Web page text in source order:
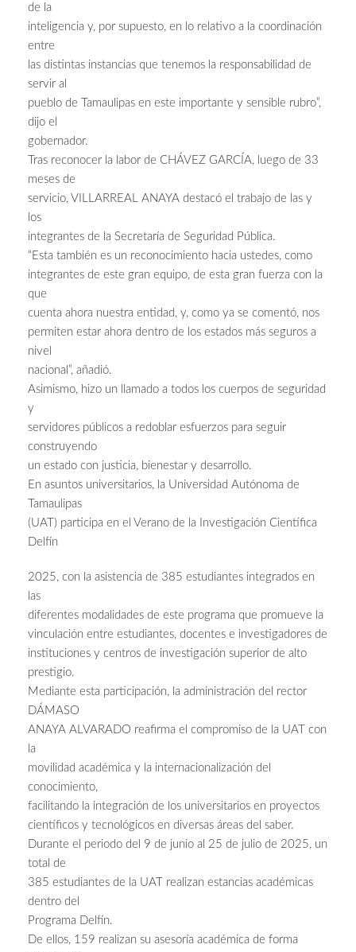
de la
inteligencia y, por supuesto, en lo relativo a la coordinación
entre
las distintas instancias que tenemos la responsabilidad de
servir al
pueblo de Tamaulipas en este importante y sensible rubro”,
dijo el
gobernador.
Tras reconocer la labor de CHÁVEZ GARCÍA, luego de 33
meses de
servicio, VILLARREAL ANAYA destacó el trabajo de las y
los
integrantes de la Secretaría de Seguridad Pública.
“Esta también es un reconocimiento hacia ustedes, como
integrantes de este gran equipo, de esta gran fuerza con la
que
cuenta ahora nuestra entidad, y, como ya se comentó, nos
permiten estar ahora dentro de los estados más seguros a
nivel
nacional”, añadió.
Asimismo, hizo un llamado a todos los cuerpos de seguridad
y
servidores públicos a redoblar esfuerzos para seguir
construyendo
un estado con justicia, bienestar y desarrollo.
En asuntos universitarios, la Universidad Autónoma de
Tamaulipas
(UAT) participa en el Verano de la Investigación Científica
Delfín
2025, con la asistencia de 385 estudiantes integrados en
las
diferentes modalidades de este programa que promueve la
vinculación entre estudiantes, docentes e investigadores de
instituciones y centros de investigación superior de alto
prestigio.
Mediante esta participación, la administración del rector
DÁMASO
ANAYA ALVARADO reafirma el compromiso de la UAT con
la
movilidad académica y la internacionalización del
conocimiento,
facilitando la integración de los universitarios en proyectos
científicos y tecnológicos en diversas áreas del saber.
Durante el periodo del 9 de junio al 25 de julio de 2025, un
total de
385 estudiantes de la UAT realizan estancias académicas
dentro del
Programa Delfín.
De ellos, 159 realizan su asesoría académica de forma